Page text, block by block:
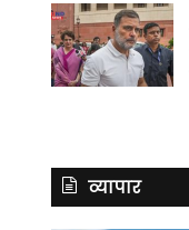
व्यापार